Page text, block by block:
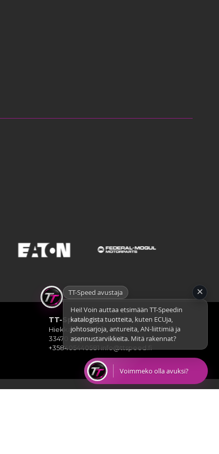
TT-Speed Oy(2448190-2)
Hiekkatie 4 A8
33470 Ylöjärvi, FINLAND
+358405440581 info@ttspeed.fi
TT-Speed avustaja
Hei! Voin auttaa etsimään TT-Speedin
katalogista tuotteita, kuten ECUja,
johtosarjoja, antureita, AN-liittimiä ja
asennustarvikkeita. Mitä rakennat?
×
Voimmeko olla avuksi?